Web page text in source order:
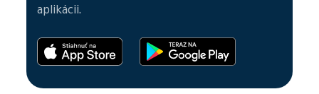
aplikácii.